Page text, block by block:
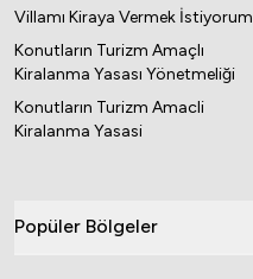
Villamı Kiraya Vermek İstiyorum
Konutların Turizm Amaçlı
Kiralanma Yasası Yönetmeliği
Konutların Turizm Amacli
Kiralanma Yasasi
Popüler Bölgeler